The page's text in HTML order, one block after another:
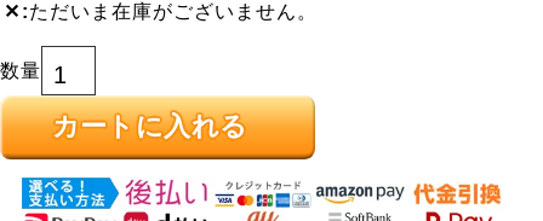
✕ ただいま在庫がございません。
カートに入れる